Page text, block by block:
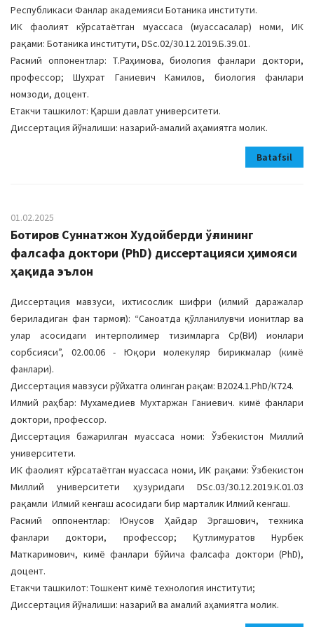
Республикаси Фанлар академияси Ботаника институти.
ИК фаолият кўрсатаётган муассаса (муассасалар) номи, ИК
рақами: Ботаника институти, DSc.02/30.12.2019.Б.39.01.
Расмий оппонентлар: Т.Раҳимова, биология фанлари доктори,
профессор; Шухрат Ганиевич Камилов, биология фанлари
номзоди, доцент.
Етакчи ташкилот: Қарши давлат университети.
Диссертация йўналиши: назарий-амалий аҳамиятга молик.
Batafsil
01.02.2025
Ботиров Суннатжон Худойберди ўғлининг
фалсафа доктори (PhD) диссертацияси ҳимояси
ҳақида эълон
Диссертация мавзуси, ихтисослик шифри (илмий даражалар
бериладиган фан тармоғи): “Саноатда қўлланилувчи ионитлар ва
улар асосидаги интерполимер тизимларга Cр(ВИ) ионлари
сорбсияси”, 02.00.06 - Юқори молекуляр бирикмалар (кимё
фанлари).
Диссертация мавзуси рўйхатга олинган рақам: В2024.1.PhD/К724.
Илмий раҳбар: Мухамедиев Мухтаржан Ганиевич. кимё фанлари
доктори, профессор.
Диссертация бажарилган муассаса номи: Ўзбекистон Миллий
университети.
ИК фаолият кўрсатаётган муассаса номи, ИК рақами: Ўзбекистон
Миллий университети ҳузуридаги DSc.03/30.12.2019.К.01.03
рақамли Илмий кенгаш асосидаги бир марталик Илмий кенгаш.
Расмий оппонентлар: Юнусов Ҳайдар Эргашович, техника
фанлари доктори, профессор; Қутлимуратов Нурбек
Маткаримович, кимё фанлари бўйича фалсафа доктори (PhD),
доцент.
Етакчи ташкилот: Тошкент кимё технология институти;
Диссертация йўналиши: назарий ва амалий аҳамиятга молик.